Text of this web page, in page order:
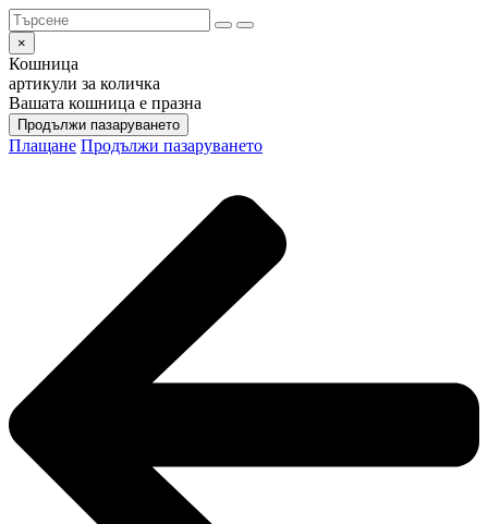
×
Кошница
артикули за количка
Вашата кошница е празна
Продължи пазаруването
Плащане Продължи пазаруването